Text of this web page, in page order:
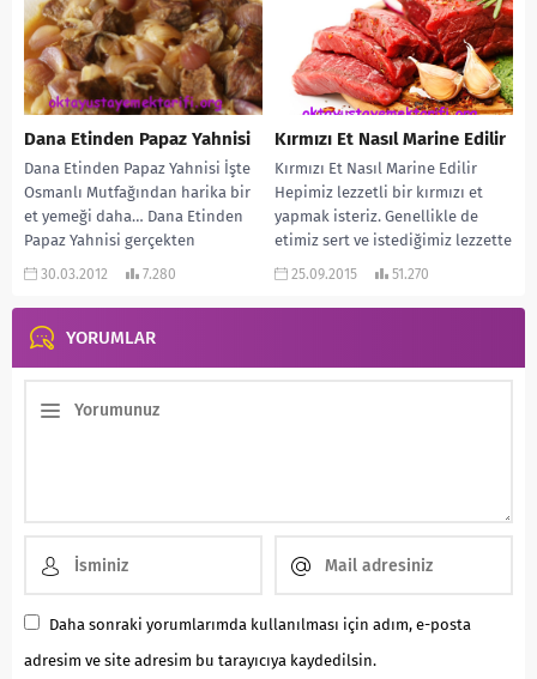
Dana Etinden Papaz Yahnisi
Dana Etinden Papaz Yahnisi İşte
Osmanlı Mutfağından harika bir
et yemeği daha… Dana Etinden
Papaz Yahnisi gerçekten
tadılmaya değer bir...
30.03.2012 7.280
Kırmızı Et Nasıl Marine Edilir
Kırmızı Et Nasıl Marine Edilir
Hepimiz lezzetli bir kırmızı et
yapmak isteriz. Genellikle de
etimiz sert ve istediğimiz lezzette
olmaz....
25.09.2015 51.270
YORUMLAR
Daha sonraki yorumlarımda kullanılması için adım, e-posta
adresim ve site adresim bu tarayıcıya kaydedilsin.